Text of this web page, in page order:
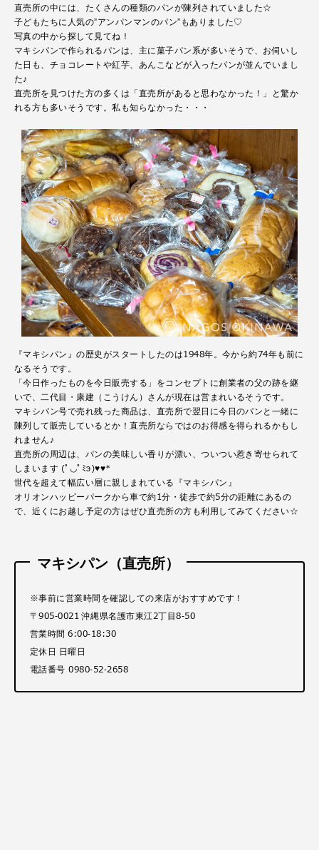
直売所の中には、たくさんの種類のパンが陳列されていました☆
子どもたちに人気の”アンパンマンのパン”もありました♡
写真の中から探して見てね！
マキシパンで作られるパンは、主に菓子パン系が多いそうで、お伺いし
た日も、チョコレートや紅芋、あんこなどが入ったパンが並んでいまし
た♪
直売所を見つけた方の多くは「直売所があると思わなかった！」と驚か
れる方も多いそうです。私も知らなかった・・・
『マキシパン』の歴史がスタートしたのは1948年。今から約74年も前に
なるそうです。
「今日作ったものを今日販売する」をコンセプトに創業者の父の跡を継
いで、二代目・康建（こうけん）さんが現在は営まれいるそうです。
マキシパン号で売れ残った商品は、直売所で翌日に今日のパンと一緒に
陳列して販売しているとか！直売所ならではのお得感を得られるかもし
れません♪
直売所の周辺は、パンの美味しい香りが漂い、ついつい惹き寄せられて
しまいます (ﾟ◡ﾟﾐэ)♥♥*
世代を超えて幅広い層に親しまれている『マキシパン』
オリオンハッピーパークから車で約1分・徒歩で約5分の距離にあるの
で、近くにお越し予定の方はぜひ直売所の方も利用してみてください☆
マキシパン（直売所）
※事前に営業時間を確認しての来店がおすすめです！
〒905-0021 沖縄県名護市東江2丁目8-50
営業時間 6:00-18:30
定休日 日曜日
電話番号 0980-52-2658